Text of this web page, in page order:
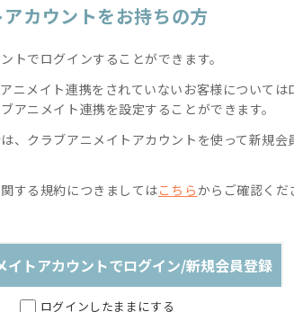
カウントをお持ちの方
トでログインすることができます。
ニメイト連携をされていないお客様については
アニメイト連携を設定することができます。
、クラブアニメイトアカウントを使って新規会
する規約につきましてはこちらからご確認くだ
イトアカウントでログイン/新規会員登録
ログインしたままにする